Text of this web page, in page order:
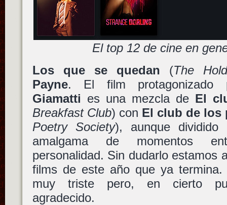
El top 12 de cine en
Los que se quedan (The
Payne. El film
Giamatti es una mezcla de El
Breakfast Club) con El club de los
Poetry Society), aunque
amalgama de momentos
personalidad. Sin dudarlo estamos
films de este año que ya termina.
muy triste pero, en cierto
agradecido.